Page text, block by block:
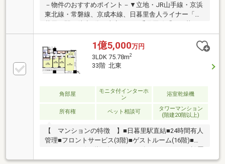
－物件のおすすめポイント－▼立地・JR山手線・京浜
東北線・常磐線、京成本線、日暮里舎人ライナー「日
暮里」駅 徒歩2分・東京メトロ千代田線「西日暮
里」駅 徒歩6分▼マンションの特徴・24時間有人管
理（17:00～18:00は警備員）・各フロアにゴミステー
ションを設置・ホテルライクな内廊下設計・充実の共
用施設 ・フロントサービス(3階) ・ゲストルーム
(16階) ・ビューラウンジ(34階) 他・制震構造▼お
東・北東の角部屋につき、日当たり・通風良好
1億5,000万円
3LDK 75.78m2
33階 北東
角部屋
モニタ付インターホ
ン
浴室乾燥機
所有権 ペット相談可
タワーマンション
(階建20階以上)
【 マンションの特徴 】■日暮里駅直結■24時間有人
管理■フロントサービス(3階)■ゲストルーム(16階)■ビ
ューラウンジ(34階)■各フロアにゴミステーション設置
■内廊下【 周辺環境 】・セブンイレブン日暮里駅